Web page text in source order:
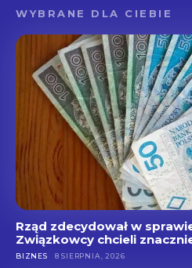
WYBRANE DLA CIEBIE
Rząd zdecydował w
Związkowcy chcieli
BIZNES 8 SIERPNIA, 2026